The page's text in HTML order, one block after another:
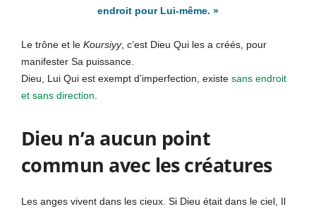
endroit pour Lui-même. »
Le trône et le Koursiyy, c’est Dieu Qui les a créés, pour
manifester Sa puissance.
Dieu, Lui Qui est exempt d’imperfection, existe sans endroit
et sans direction
Dieu n’a aucun point
commun avec les créatures
Les anges vivent dans les cieux. Si Dieu était dans le ciel, Il